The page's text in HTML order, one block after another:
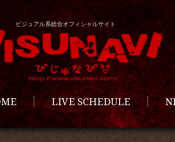
ビジュアル系総合オフィシャルサイト
LIVE SCHEDULE